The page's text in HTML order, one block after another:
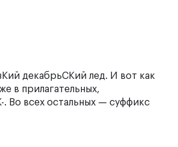
декабрьСКий лед. И вот как
в прилагательных,
Во всех остальных — суффикс